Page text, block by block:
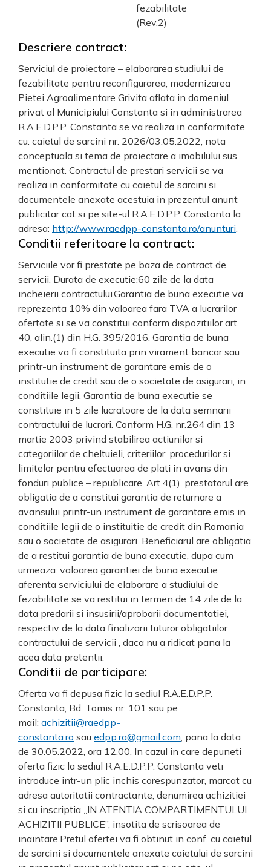
fezabilitate
(Rev.2)
Descriere contract:
Serviciul de proiectare – elaborarea studiului de
fezabilitate pentru reconfigurarea, modernizarea
Pietei Agroalimentare Grivita aflata in domeniul
privat al Municipiului Constanta si in administrarea
R.A.E.D.P.P. Constanta se va realiza in conformitate
cu: caietul de sarcini nr. 2026/03.05.2022, nota
conceptuala si tema de proiectare a imobilului sus
mentionat. Contractul de prestari servicii se va
realiza in conformitate cu caietul de sarcini si
documentele anexate acestuia in prezentul anunt
publicitar cat si pe site-ul R.A.E.D.P.P. Constanta la
adresa: http://www.raedpp-constanta.ro/anunturi.
Conditii referitoare la contract:
Serviciile vor fi prestate pe baza de contract de
servicii. Durata de executie:60 zile de la data
incheierii contractului.Garantia de buna executie va
reprezenta 10% din valoarea fara TVA a lucrarilor
ofertate si se va constitui conform dispozitiilor art.
40, alin.(1) din H.G. 395/2016. Garantia de buna
executie va fi constituita prin virament bancar sau
printr-un instrument de garantare emis de o
institutie de credit sau de o societate de asigurari, in
conditiile legii. Garantia de buna executie se
constituie in 5 zile lucratoare de la data semnarii
contractului de lucrari. Conform H.G. nr.264 din 13
martie 2003 privind stabilirea actiunilor si
categoriilor de cheltuieli, criteriilor, procedurilor si
limitelor pentru efectuarea de plati in avans din
fonduri publice – republicare, Art.4(1), prestatorul are
obligatia de a constitui garantia de returnare a
avansului printr-un instrument de garantare emis in
conditiile legii de o instituitie de credit din Romania
sau o societate de asigurari. Beneficiarul are obligatia
de a restitui garantia de buna executie, dupa cum
urmeaza: valoarea garantiei de buna executie
aferenta serviciului de elaborare a studiului de
fezabilitate se va restitui in termen de 14 zile de la
data predarii si insusirii/aprobarii documentatiei,
respectiv de la data finalizarii tuturor obligatiilor
contractului de servicii , daca nu a ridicat pana la
acea data pretentii.
Conditii de participare:
Oferta va fi depusa fizic la sediul R.A.E.D.P.P.
Constanta, Bd. Tomis nr. 101 sau pe
mail: achizitii@raedpp-
constanta.ro sau edpp.ra@gmail.com, pana la data
de 30.05.2022, ora 12.00. In cazul in care depuneti
oferta fizic la sediul R.A.E.D.P.P. Constanta veti
introduce intr-un plic inchis corespunzator, marcat cu
adresa autoritatii contractante, denumirea achizitiei
si cu inscriptia „IN ATENTIA COMPARTIMENTULUI
ACHIZITII PUBLICE”, insotita de scrisoarea de
inaintare.Pretul ofertei va fi obtinut in conf. cu caietul
de sarcini si documentele anexate caietului de sarcini